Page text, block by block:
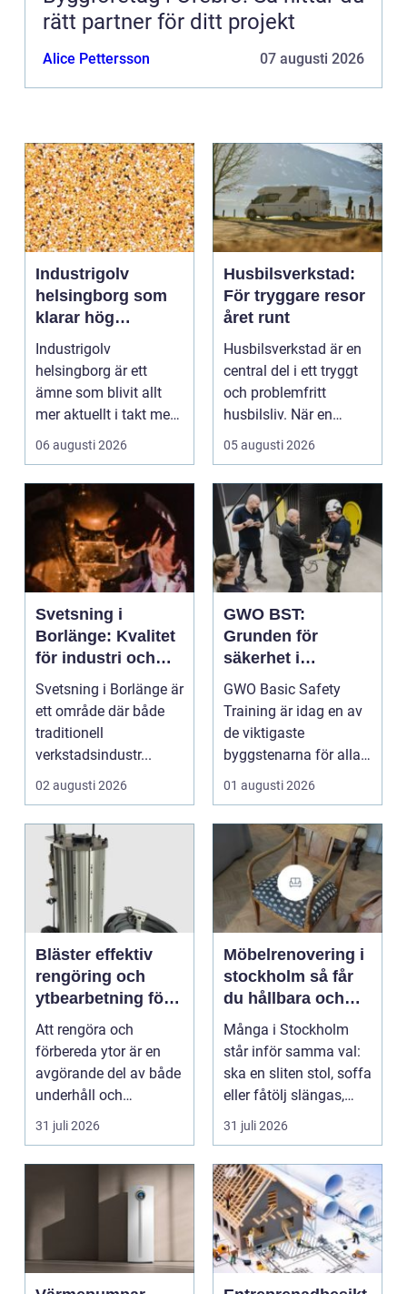
rätt partner för ditt projekt
Alice Pettersson 07 augusti 2026
Industrigolv
helsingborg som
klarar hög
belastning och
tuffa krav
Industrigolv
helsingborg är ett
ämne som blivit allt
mer aktuellt i takt med
att fler verksamheter
06 augusti 2026
Husbilsverkstad:
För tryggare resor
året runt
Husbilsverkstad är en
central del i ett tryggt
och problemfritt
husbilsliv. När en
husbil ...
05 augusti 2026
Svetsning i
Borlänge: Kvalitet
för industri och
konstruktion
Svetsning i Borlänge är
ett område där både
traditionell
verkstadsindustr...
02 augusti 2026
GWO BST:
Grunden för
säkerhet i
vindkraftsbransch
en
GWO Basic Safety
Training är idag en av
de viktigaste
byggstenarna för alla
som vill arbet...
01 augusti 2026
Bläster effektiv
rengöring och
ytbearbetning för
proffs och
hantverkare
Att rengöra och
förbereda ytor är en
avgörande del av både
underhåll och
renovering. Färg, rost,
smu...
31 juli 2026
Möbelrenovering i
stockholm så får
du hållbara och
vackra möbler
Många i Stockholm
står inför samma val:
ska en sliten stol, soffa
eller fåtölj slängas,
säljas billi...
31 juli 2026